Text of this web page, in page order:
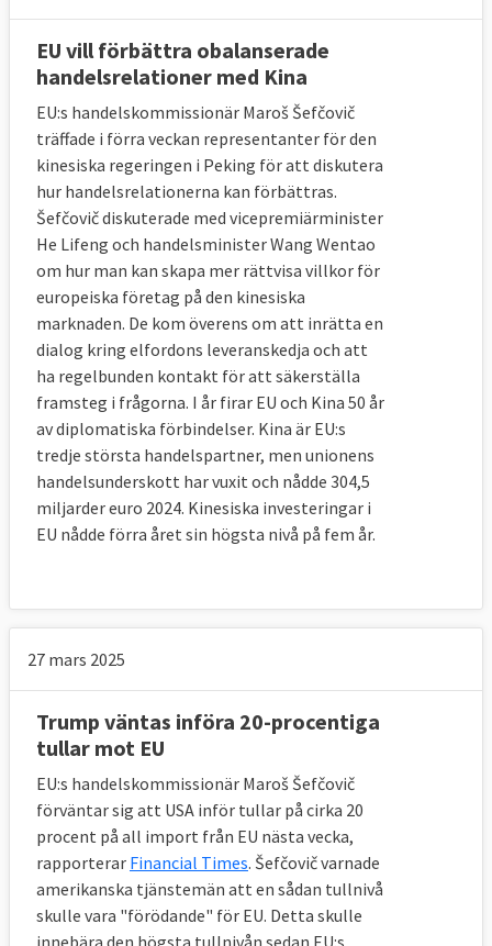
EU vill förbättra obalanserade
handelsrelationer med Kina
EU:s handelskommissionär Maroš Šefčovič
träffade i förra veckan representanter för den
kinesiska regeringen i Peking för att diskutera
hur handelsrelationerna kan förbättras.
Šefčovič diskuterade med vicepremiärminister
He Lifeng och handelsminister Wang Wentao
om hur man kan skapa mer rättvisa villkor för
europeiska företag på den kinesiska
marknaden. De kom överens om att inrätta en
dialog kring elfordons leveranskedja och att
ha regelbunden kontakt för att säkerställa
framsteg i frågorna. I år firar EU och Kina 50 år
av diplomatiska förbindelser. Kina är EU:s
tredje största handelspartner, men unionens
handelsunderskott har vuxit och nådde 304,5
miljarder euro 2024. Kinesiska investeringar i
EU nådde förra året sin högsta nivå på fem år.
27 mars 2025
Trump väntas införa 20-procentiga
tullar mot EU
EU:s handelskommissionär Maroš Šefčovič
förväntar sig att USA inför tullar på cirka 20
procent på all import från EU nästa vecka,
rapporterar Financial Times. Šefčovič varnade
amerikanska tjänstemän att en sådan tullnivå
skulle vara "förödande" för EU. Detta skulle